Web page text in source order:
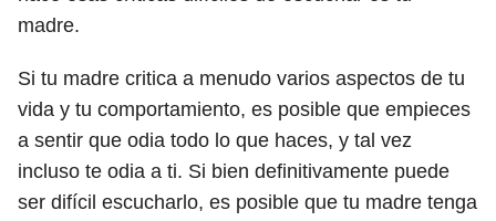
madre.
Si tu madre critica a menudo varios aspectos de tu
vida y tu comportamiento, es posible que empieces
a sentir que odia todo lo que haces, y tal vez
incluso te odia a ti. Si bien definitivamente puede
ser difícil escucharlo, es posible que tu madre tenga